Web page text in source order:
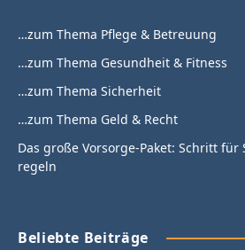
…zum Thema Pflege & Betreuung
…zum Thema Gesundheit & Fitness
…zum Thema Sicherheit
…zum Thema Geld & Recht
Das große Vorsorge-Paket: Schritt
regeln
Beliebte Beiträge